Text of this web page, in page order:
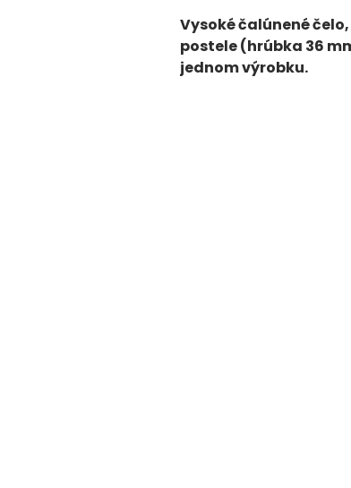
Vysoké čalúnené
postele (hrúbka 36
jednom výrobku.